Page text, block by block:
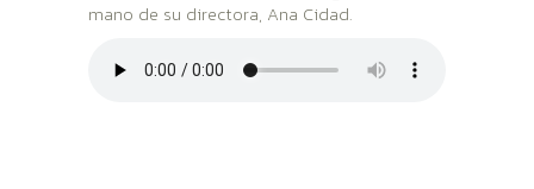
mano de su directora, Ana Cidad.